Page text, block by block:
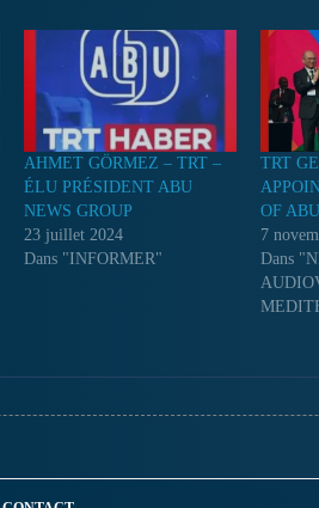
AHMET GÖRMEZ – TRT –
ÉLU PRÉSIDENT ABU
NEWS GROUP
23 juillet 2024
Dans "INFORMER"
TRT
OF ABU
7
Dans